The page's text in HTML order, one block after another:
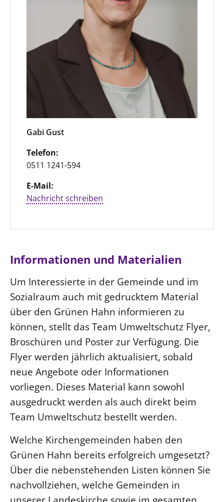
Gabi Gust
Telefon:
0511 1241-594
E-Mail:
Nachricht schreiben
Informationen und Materialien
Um Interessierte in der Gemeinde und im
Sozialraum auch mit gedrucktem Material
über den Grünen Hahn informieren zu
können, stellt das Team Umweltschutz Flyer,
Broschüren und Poster zur Verfügung. Die
Flyer werden jährlich aktualisiert, sobald
neue Angebote oder Informationen
vorliegen. Dieses Material kann sowohl
ausgedruckt werden als auch direkt beim
Team Umweltschutz bestellt werden.
Welche Kirchengemeinden haben den
Grünen Hahn bereits erfolgreich umgesetzt?
Über die nebenstehenden Listen können Sie
nachvollziehen, welche Gemeinden in